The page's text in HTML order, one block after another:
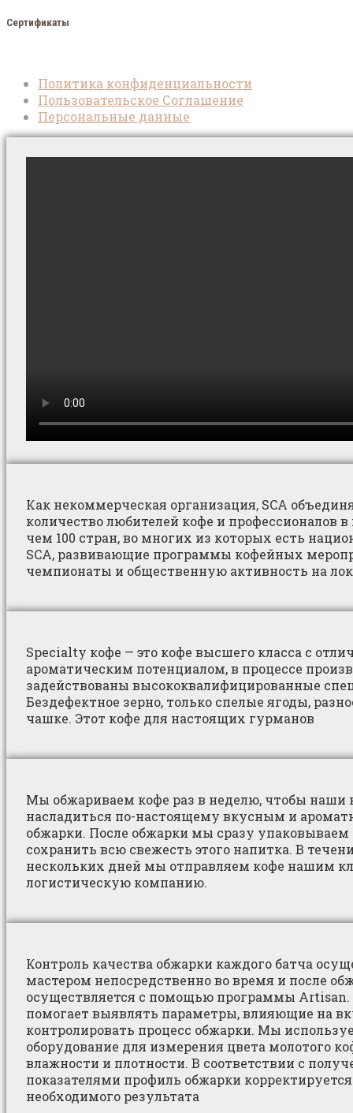
Сертификаты
Политика конфиденциальности
Пользовательское Соглашение
Персональные данные
Как некоммерческая организация, SCA
количество любителей кофе и профессионалов
чем 100 стран, во многих из которых есть
SCA, развивающие программы кофейных
чемпионаты и общественную активность на
Specialty кофе — это кофе высшего класса с
ароматическим потенциалом, в процессе
задействованы высококвалифицированные
Бездефектное зерно, только спелые ягоды,
чашке. Этот кофе для настоящих гурманов
Мы обжариваем кофе раз в неделю, чтобы наши
насладиться по-настоящему вкусным и
обжарки. После обжарки мы сразу упаковываем
сохранить всю свежесть этого напитка. В
нескольких дней мы отправляем кофе нашим
логистическую компанию.
Контроль качества обжарки каждого батча
мастером непосредственно во время и после
осуществляется с помощью программы Artisan.
помогает выявлять параметры, влияющие на
контролировать процесс обжарки. Мы
оборудование для измерения цвета молотого
влажности и плотности. В соответствии с
показателями профиль обжарки
необходимого результата